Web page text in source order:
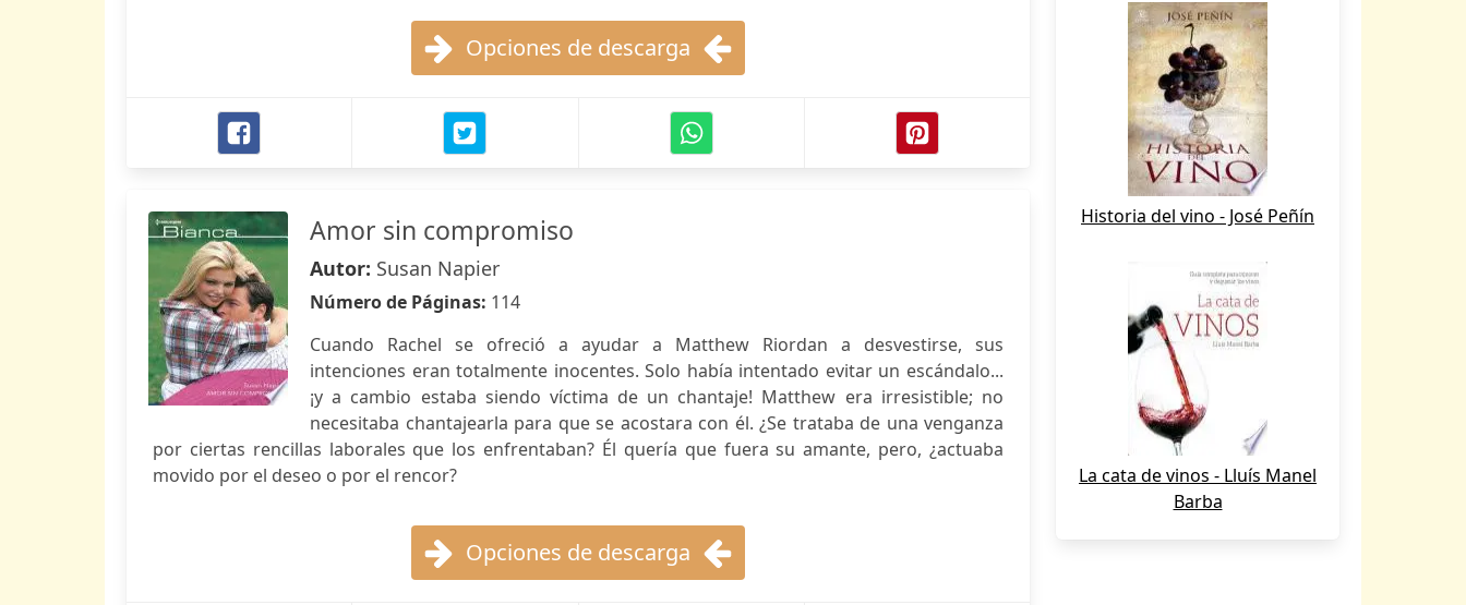
Opciones de descarga
Amor sin compromiso
Autor: Susan Napier
Número de Páginas: 114
Cuando Rachel se ofreció a ayudar a Matthew Riordan a desvestirse, sus
intenciones eran totalmente inocentes. Solo había intentado evitar un escándalo...
¡y a cambio estaba siendo víctima de un chantaje! Matthew era irresistible; no
necesitaba chantajearla para que se acostara con él. ¿Se trataba de una venganza
por ciertas rencillas laborales que los enfrentaban? Él quería que fuera su amante, pero, ¿actuaba
movido por el deseo o por el rencor?
Opciones de descarga
Historia del vino - José Peñín
La cata de vinos - Lluís Manel
Barba